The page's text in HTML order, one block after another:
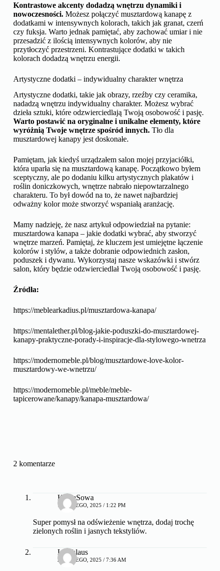
Kontrastowe akcenty dodadzą wnętrzu dynamiki i
nowoczesności.Możesz połączyć musztardową kanapę z
dodatkami w intensywnych kolorach, takich jak granat, czerń
czy fuksja. Warto jednak pamiętać, aby zachować umiar i nie
przesadzić z ilością intensywnych kolorów, aby nie
przytłoczyć przestrzeni. Kontrastujące dodatki w takich
kolorach dodadzą wnętrzu energii.
Artystyczne dodatki – indywidualny charakter wnętrza
Artystyczne dodatki, takie jak obrazy, rzeźby czy ceramika,
nadadzą wnętrzu indywidualny charakter. Możesz wybrać
dzieła sztuki, które odzwierciedlają Twoją osobowość i pasję.
Warto postawić na oryginalne i unikalne elementy, które
wyróżnią Twoje wnętrze spośród innych.Tło dla
musztardowej kanapy jest doskonałe.
Pamiętam, jak kiedyś urządzałem salon mojej przyjaciółki,
która uparła się na musztardową kanapę. Początkowo byłem
sceptyczny, ale po dodaniu kilku artystycznych plakatów i
roślin doniczkowych, wnętrze nabrało niepowtarzalnego
charakteru. To był dowód na to, że nawet najbardziej
odważny kolor może stworzyć wspaniałą aranżację.
Mamy nadzieję, że nasz artykuł odpowiedział na pytanie:
musztardowa kanapa – jakie dodatki wybrać, aby stworzyć
wnętrze marzeń. Pamiętaj, że kluczem jest umiejętne łączenie
kolorów i stylów, a także dobranie odpowiednich zasłon,
poduszek i dywanu. Wykorzystaj nasze wskazówki i stwórz
salon, który będzie odzwierciedlał Twoją osobowość i pasję.
Źródła:
https://meblearkadius.pl/musztardowa-kanapa/
https://mentalether.pl/blog-jakie-poduszki-do-musztardowej-
kanapy-praktyczne-porady-i-inspiracje-dla-stylowego-wnetrza
https://modernomeble.pl/blog/musztardowe-love-kolor-
musztardowy-we-wnetrzu/
https://modernomeble.pl/meble/meble-
tapicerowane/kanapy/kanapa-musztardowa/
2 komentarze
KociaSowa
19 LUTEGO, 2025 / 1:22 PM
Super pomysł na odświeżenie wnętrza, dodaj trochę
zielonych roślin i jasnych tekstyliów.
Lepiklaus
23 LUTEGO, 2025 / 7:36 AM